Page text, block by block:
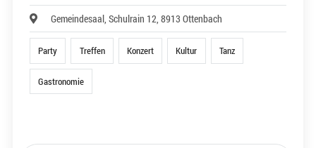
Gemeindesaal, Schulrain 12, 8913 Ottenbach
Party Treffen Konzert Kultur Tanz
Gastronomie